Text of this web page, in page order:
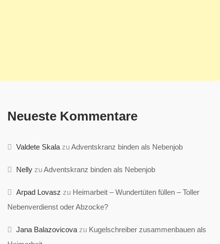
Neueste Kommentare
Valdete Skala zuAdventskranz binden als Nebenjob
Nelly zuAdventskranz binden als Nebenjob
Arpad Lovasz zu Heimarbeit – Wundertüten füllen – Toller
Nebenverdienst oder Abzocke?
Jana Balazovicova zu Kugelschreiber zusammenbauen als